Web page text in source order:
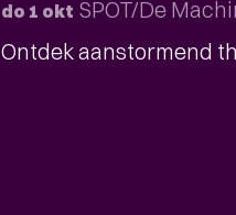
do 1 okt SPOT/De
Ontdek aanstormend